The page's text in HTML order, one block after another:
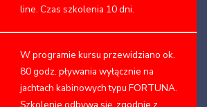
line. Czas szkolenia 10 dni.
W programie kursu przewidziano ok.
80 godz. pływania wyłącznie na
jachtach kabinowych typu FORTUNA.